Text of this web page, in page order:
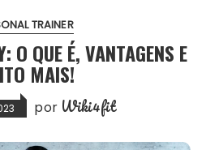
TRAINER
O QUE É, VANTAGENS E
MAIS!
por Wiki4fit